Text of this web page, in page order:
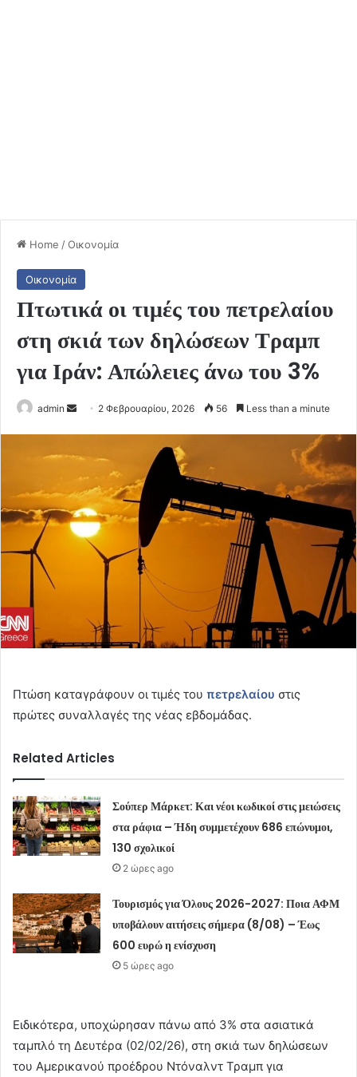
Home /Οικονομία
Οικονομία
Πτωτικά οι τιμές του πετρελαίου
στη σκιά των δηλώσεων Τραμπ
για Ιράν: Απώλειες άνω του 3%
admin
Send 2 Φεβρουαρίου, 2026 56 Less than a minute
Πτώση καταγράφουν οι τιμές του πετρελαίου στις
πρώτες συναλλαγές της νέας εβδομάδας.
Related Articles
Σούπερ Μάρκετ: Και νέοι κωδικοί στις μειώσεις
στα ράφια – Ήδη συμμετέχουν 686 επώνυμοι,
130 σχολικοί
2 ώρες ago
Τουρισμός για Όλους 2026-2027: Ποια ΑΦΜ
υποβάλουν αιτήσεις σήμερα (8/08) – Έως
600 ευρώ η ενίσχυση
5 ώρες ago
Ειδικότερα, υποχώρησαν πάνω από 3% στα ασιατικά
ταμπλό τη Δευτέρα (02/02/26), στη σκιά των δηλώσεων
του Αμερικανού προέδρου Ντόναλντ Τραμπ για